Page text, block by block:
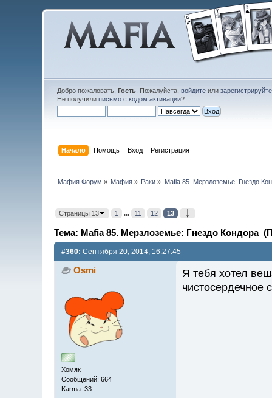
Добро пожаловать, Гость. Пожалуйста, войдитеили
Не получили письмо с кодом активации?
Начало Помощь Вход Регистрация
Мафия Форум » Мафия » Раки » Mafia 85. Мерзлоземье: Гнездо
Страницы 13 1 ... 11 12 13
Тема: Mafia 85. Мерзлоземье: Гнездо Кондора
#360: Сентября 20, 2014, 16:27:45
Osmi
Хомяк
Сообщений: 664
Karma: 33
Я тебя хотел
чистосердечное